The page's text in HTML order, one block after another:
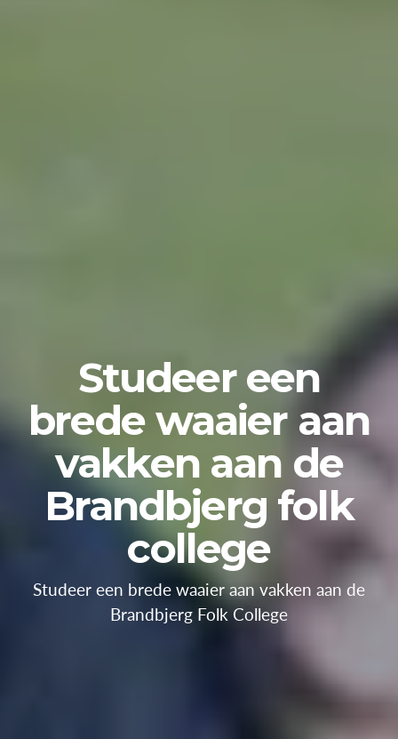
Studeer een
brede waaier aan
vakken aan de
Brandbjerg folk
college
Studeer een brede waaier aan vakken aan de
Brandbjerg Folk College